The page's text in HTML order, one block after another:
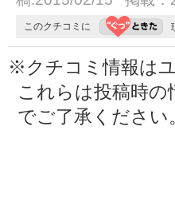
このクチコミに
※クチコミ情報は
これらは投稿時
でご了承ください